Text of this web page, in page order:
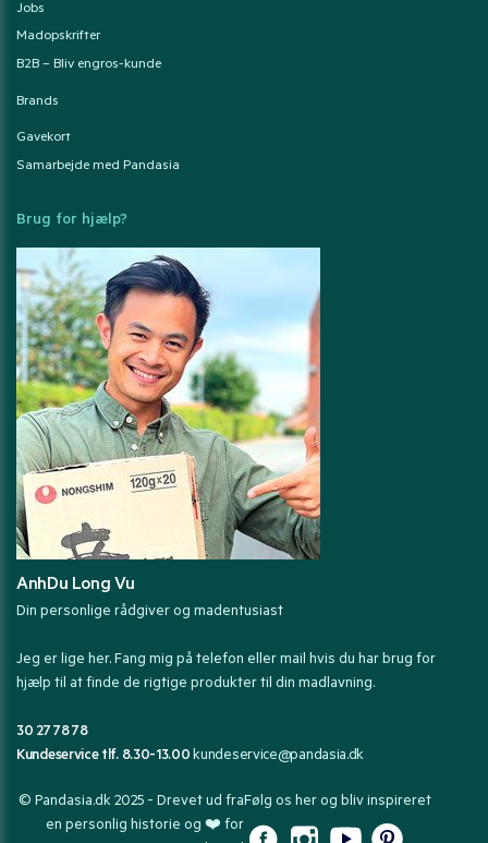
Jobs
Madopskrifter
B2B – Bliv engros-kunde
Brands
Gavekort
Samarbejde med Pandasia
Brug for hjælp?
AnhDu Long Vu
Din personlige rådgiver og madentusiast
Jeg er lige her. Fang mig på telefon eller mail hvis du har brug for
hjælp til at finde de rigtige produkter til din madlavning.
30 27 78 78
Kundeservice tlf. 8.30-13.00kundeservice@pandasia.dk
© Pandasia.dk 2025 - Drevet ud fra
en personlig historie og ❤️ for
Følg os her og bliv inspireret